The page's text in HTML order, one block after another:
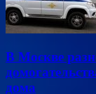
В Москве
дома